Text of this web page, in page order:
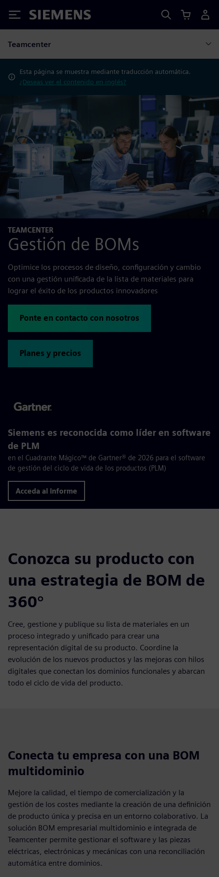
Siemens
Teamcenter
Esta página se muestra mediante traducción automática.
¿Deseas ver el contenido en inglés?
TEAMCENTER
Gestión de BOMs
Optimice los procesos de diseño, configuración y cambio
con una gestión unificada de la lista de materiales para
lograr el éxito de los productos innovadores
Ponte en contacto con nosotros
Planes y precios
Siemens es reconocida como líder en software
de PLM
en el Cuadrante Mágico™ de Gartner® de 2026 para el software
de gestión del ciclo de vida de los productos (PLM)
Acceda al informe
Conozca su producto con
una estrategia de BOM de
360°
Cree, gestione y publique su lista de materiales en un
proceso integrado y unificado para crear una
representación digital de su producto. Coordine la
evolución de los nuevos productos y las mejoras con hilos
digitales que conectan los dominios funcionales y abarcan
todo el ciclo de vida del producto.
Conecta tu empresa con una BOM
multidominio
Mejore la calidad, el tiempo de comercialización y la
gestión de los costes mediante la creación de una definición
de producto única y precisa en un entorno colaborativo. La
solución BOM empresarial multidominio e integrada de
Teamcenter permite gestionar el software y las piezas
eléctricas, electrónicas y mecánicas con una reconciliación
automática entre dominios.